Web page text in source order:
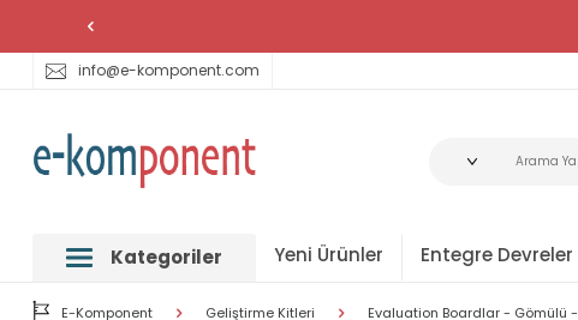
info@e-komponent.com
Kategoriler Yeni Ürünler Entegre Devreler
E-Komponent Geliştirme Kitleri Evaluation Boardlar - Gömülü -